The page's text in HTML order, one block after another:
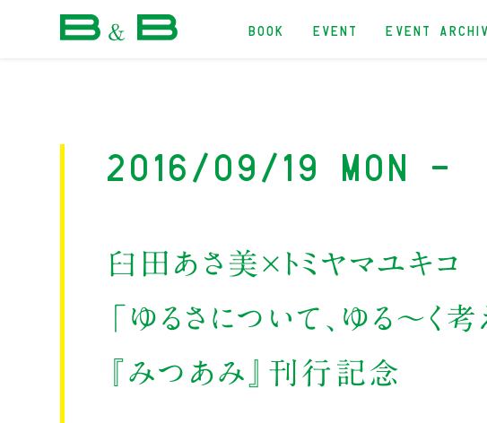
BOOK EVENT EVENT
2016/09/19 Mon -
臼田あさ美×トミヤマユキコ
「ゆるさについて、ゆる〜く考
『みつあみ』刊行記念